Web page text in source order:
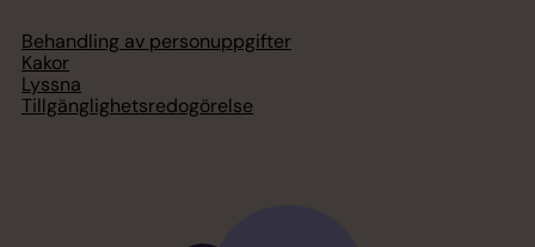
Behandling av personuppgifter
Kakor
Lyssna
Tillgänglighetsredogörelse